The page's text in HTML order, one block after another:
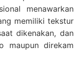
menawarkan
memiliki tekstur
dikenakan, dan
maupun direkam